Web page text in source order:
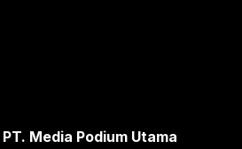
PT. Media Podium Utama